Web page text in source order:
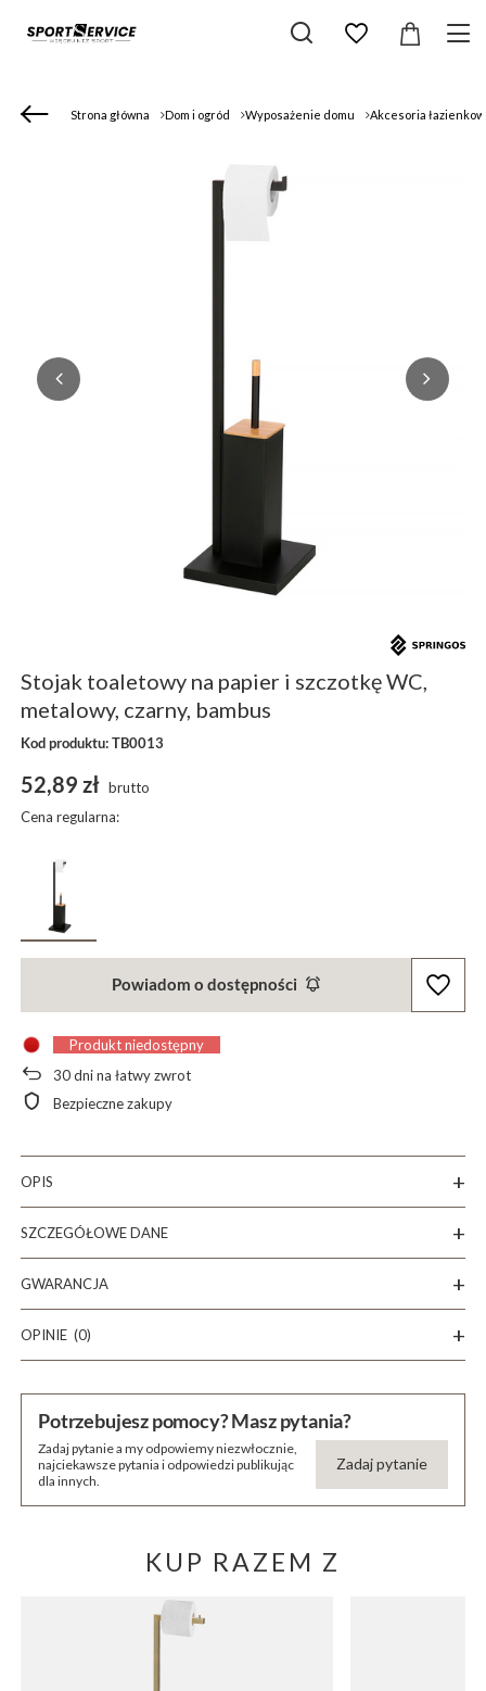
Strona główna Dom i ogród Wyposażenie domu Akcesoria
Stojak toaletowy na papier i szczotkę WC,
metalowy, czarny, bambus
Kod produktu: TB0013
52,89 zł brutto
Cena regularna:
Powiadom o dostępności
Produkt niedostępny
30dni na łatwy zwrot
Bezpieczne zakupy
OPIS
SZCZEGÓŁOWE DANE
GWARANCJA
OPINIE (0)
Potrzebujesz pomocy? Masz pytania?
Zadaj pytanie a my odpowiemy niezwłocznie,
najciekawsze pytania i odpowiedzi publikując
dla innych.
Zadaj pytanie
KUP RAZEM Z